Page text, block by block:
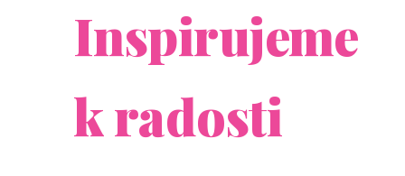
Inspirujeme
k radosti